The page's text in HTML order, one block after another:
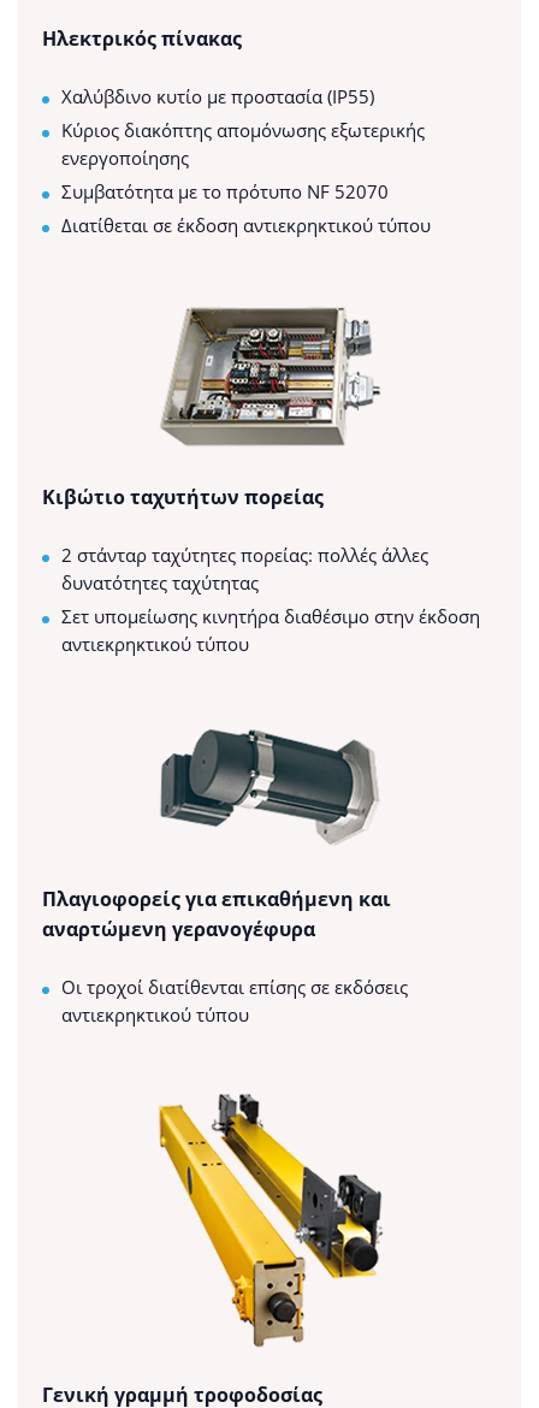
Ηλεκτρικός πίνακας
Χαλύβδινο κυτίο με προστασία (IP55)
Κύριος διακόπτης απομόνωσης εξωτερικής
ενεργοποίησης
Συμβατότητα με το πρότυπο NF 52070
Διατίθεται σε έκδοση αντιεκρηκτικού τύπου
Κιβώτιο ταχυτήτων πορείας
2 στάνταρ ταχύτητες πορείας: πολλές άλλες
δυνατότητες ταχύτητας
Σετ υπομείωσης κινητήρα διαθέσιμο στην έκδοση
αντιεκρηκτικού τύπου
Πλαγιοφορείς για επικαθήμενη και
αναρτώμενη γερανογέφυρα
Οι τροχοί διατίθενται επίσης σε εκδόσεις
αντιεκρηκτικού τύπου
Γενική γραμμή τροφοδοσίας